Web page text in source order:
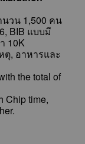
วน 1,500 คน
BIB แบบมี
10K
ตุ, อาหารและ
the total of
Chip time,